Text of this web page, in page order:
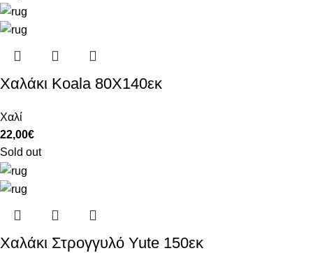
Χαλάκι Koala 80Χ140εκ
Χαλί
22,00€
Sold out
Χαλάκι Στρογγυλό Yute 150εκ